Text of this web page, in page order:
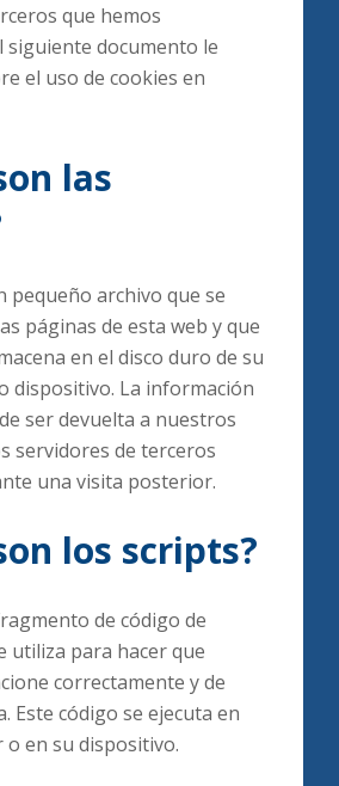
que hemos
siguiente documento le
el uso de cookies en
las
pequeño archivo que se
páginas de esta web y que
en el disco duro de su
dispositivo. La información
ser devuelta a nuestros
servidores de terceros
una visita posterior.
los scripts?
de código de
utiliza para hacer que
correctamente y de
Este código se ejecuta en
en su dispositivo.